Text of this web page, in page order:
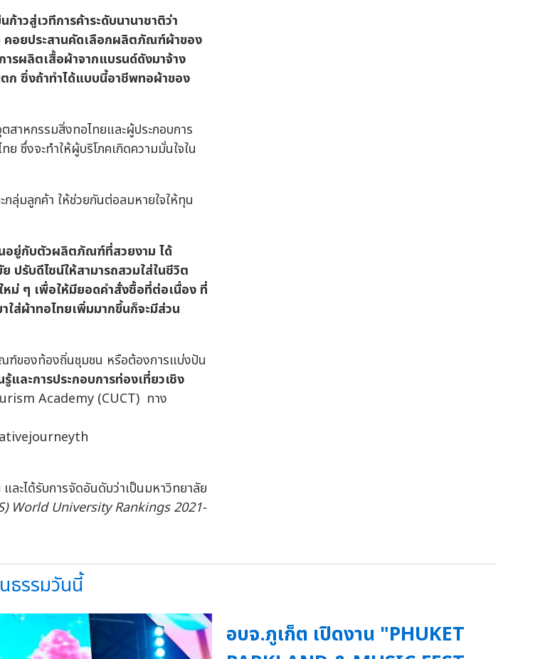
วสู่เวทีการค้าระดับนานาชาติว่า
คอยประสานคัดเลือกผลิตภัณฑ์ผ้าของ
รผลิตเสื้อผ้าจากแบรนด์ดังมาจ้าง
ก ซึ่งถ้าทำได้แบบนี้อาชีพทอผ้าของ
าหกรรมสิ่งทอไทยและผู้ประกอบการ
ซึ่งจะทำให้ผู้บริโภคเกิดความมั่นใจใน
ลุ่มลูกค้า ให้ช่วยกันต่อลมหายใจให้ทุน
อยู่กับตัวผลิตภัณฑ์ที่สวยงาม ได้
ปรับดีไซน์ให้สามารถสวมใส่ในชีวิต
หม่ ๆ เพื่อให้มียอดคำสั่งซื้อที่ต่อเนื่อง ที่
ส่ผ้าทอไทยเพิ่มมากขึ้นก็จะมีส่วน
ฑ์ของท้องถิ่นชุมชน หรือต้องการแบ่งปัน
และการประกอบการท่องเที่ยวเชิง
Academy (CUCT) ทาง
ะได้รับการจัดอันดับว่าเป็นมหาวิทยาลัย
World University Rankings 2021-
ธรรมวันนี้
อบจ.ภูเก็ต เปิดงาน "PHUKET